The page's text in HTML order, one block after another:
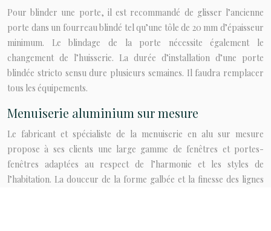
Pour blinder une porte, il est recommandé de glisser l’ancienne
porte dans un fourreau blindé tel qu’une tôle de 20 mm d’épaisseur
minimum. Le blindage de la porte nécessite également le
changement de l’huisserie. La durée d’installation d’une porte
blindée stricto sensu dure plusieurs semaines. Il faudra remplacer
tous les équipements.
Menuiserie aluminium sur mesure
Le fabricant et spécialiste de la menuiserie en alu sur mesure
propose à ses clients une large gamme de fenêtres et portes-
fenêtres adaptées au respect de l’harmonie et les styles de
l’habitation. La douceur de la forme galbée et la finesse des lignes